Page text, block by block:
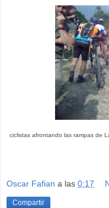
ciclistas afrontando las rampas de
Oscar Fafian a las 0:17
Compartir